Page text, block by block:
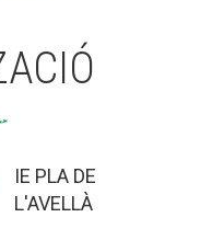
IE PLA DE
L'AVELLÀ